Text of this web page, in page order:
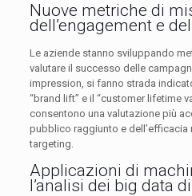
Nuove metriche di
dell’engagement e
Le aziende stanno sviluppando
valutare il successo delle
impression, si fanno strada
“brand lift” e il “customer lifetime
consentono una valutazione più
pubblico raggiunto e dell’efficacia
targeting.
Applicazioni di
l’analisi dei big data